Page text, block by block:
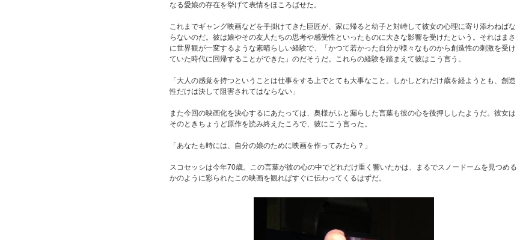
なる愛娘の存在を挙げて表情をほころばせた。
これまでギャング映画などを手掛けてきた巨匠が、家に帰ると幼子と対峙して彼女の心理に寄り添わねばな
らないのだ。彼は娘やその友人たちの思考や感受性といったものに大きな影響を受けたという。それはまさ
に世界観が一変するような素晴らしい経験で、「かつて若かった自分が様々なものから創造性の刺激を受け
ていた時代に回帰することができた」のだそうだ。これらの経験を踏まえて彼はこう言う。
「大人の感覚を持つということは仕事をする上でとても大事なこと。しかしどれだけ歳を経ようとも、創造
性だけは決して阻害されてはならない」
また今回の映画化を決心するにあたっては、奥様がふと漏らした言葉も彼の心を後押ししたようだ。彼女は
そのときちょうど原作を読み終えたころで、彼にこう言った。
「あなたも時には、自分の娘のために映画を作ってみたら？」
スコセッシは今年70歳。この言葉が彼の心の中でどれだけ重く響いたかは、まるでスノードームを見つめる
かのように彩られたこの映画を観ればすぐに伝わってくるはずだ。